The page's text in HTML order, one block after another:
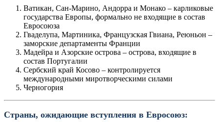
Ватикан, Сан-Марино, Андорра и Монако – карликовые
государства Европы, формально не входящие в состав
Евросоюза
Гваделупа, Мартиника, Французская Гвиана, Реюньон –
заморские департаменты Франции
Мадейра и Азорские острова – острова, входящие в
состав Португалии
Сербский край Косово – контролируется
международными миротворческими силами
Черногория
Страны, ожидающие вступления в Евросоюз: